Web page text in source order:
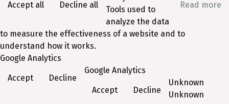
Accept all Decline all Read more
Tools used to
analyze the data
to measure the effectiveness of a website and to
understand how it works.
Google Analytics
Accept Decline
Google Analytics
Accept Decline
Unknown
Unknown